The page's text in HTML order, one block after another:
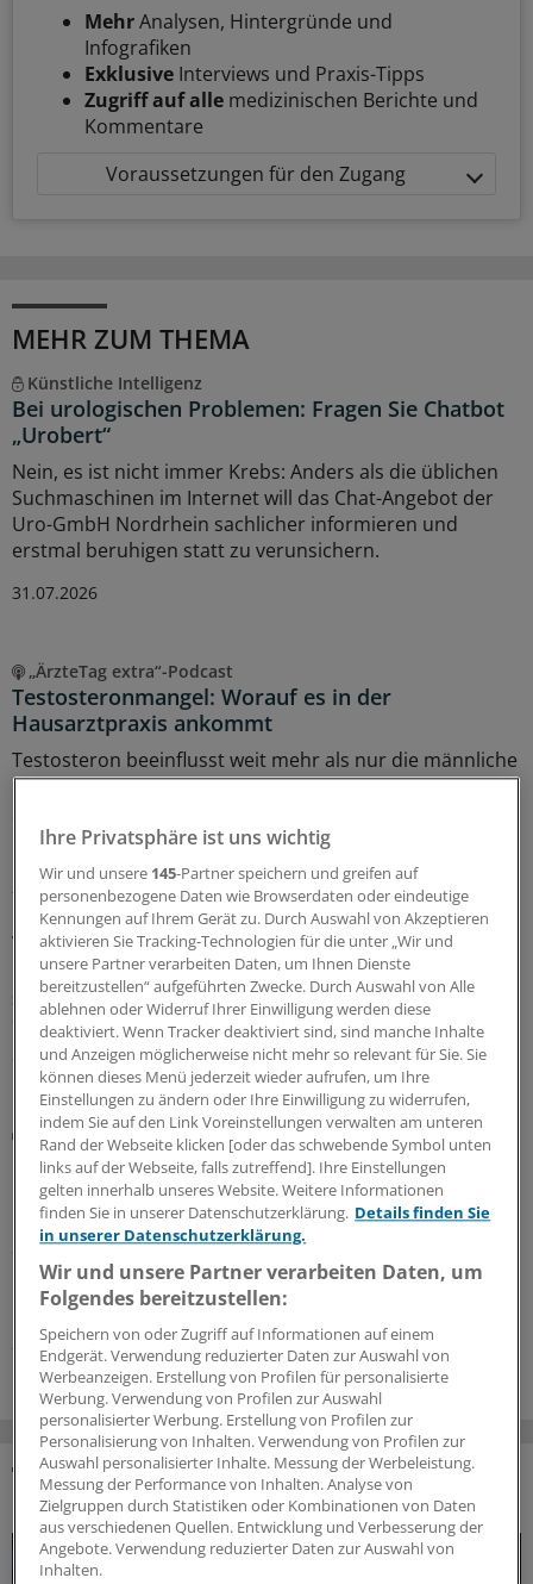
MehrAnalysen, Hintergründe und
Infografiken
Exklusive Interviews und Praxis-Tipps
Zugriff auf alle medizinischen Berichte und
Kommentare
Voraussetzungen für den Zugang
MEHR ZUM THEMA
Künstliche Intelligenz
Bei urologischen Problemen: Fragen Sie Chatbot
„Urobert“
Nein, es ist nicht immer Krebs: Anders als die üblichen
Suchmaschinen im Internet will das Chat-Angebot der
Uro-GmbH Nordrhein sachlicher informieren und
erstmal beruhigen statt zu verunsichern.
31.07.2026
„ÄrzteTag extra“-Podcast
Testosteronmangel: Worauf es in der
Hausarztpraxis ankommt
Testosteron beeinflusst weit mehr als nur die männliche
Sexualfunktion: Es erfüllt eine zentrale Funktion für
und Herz-Kreislauf-System. Entsprechend vielfältig und
oft unspezifisch sind die Beschwerden bei einem Mangel
– dem männlichen Hypogonadismus. Hören Sie im
Podcast, welche Warnsignale in der hausärztlichen
Versorgung Hinweise geben können und welche
Chancen eine frühzeitige Diagnose bietet.
Sonderbericht|Mit freundlicher Unterstützung von:Besins Healthcare
Germany GmbH, Berlin
31.07.2026
Vermeidbares Sterberisiko
CKD: Bei kardiovaskulären Risikofaktoren die
Niere im Blick haben
Einer chronischen Nierenerkrankung (CKD) frühzeitig
auf die Spur zu kommen, wird in der hausärztlichen
Praxis immer wichtiger. Dabei spielt ein bestimmter
Faktor eine wesentliche Rolle.
24.07.2026
DAS KÖNNTE SIE AUCH INTERESSIEREN
Ihre Privatsphäre ist uns wichtig
Wir und unsere 145-Partner speichern und greifen auf
personenbezogene Daten wie Browserdaten oder eindeutige
Kennungen auf Ihrem Gerät zu. Durch Auswahl von Akzeptieren
aktivieren Sie Tracking-Technologien für die unter „Wir und
unsere Partner verarbeiten Daten, um Ihnen Dienste
bereitzustellen“ aufgeführten Zwecke. Durch Auswahl von Alle
ablehnen oder Widerruf Ihrer Einwilligung werden diese
deaktiviert. Wenn Tracker deaktiviert sind, sind manche Inhalte
und Anzeigen möglicherweise nicht mehr so relevant für Sie. Sie
können dieses Menü jederzeit wieder aufrufen, um Ihre
Einstellungen zu ändern oder Ihre Einwilligung zu widerrufen,
indem Sie auf den Link Voreinstellungen verwalten am unteren
Rand der Webseite klicken [oder das schwebende Symbol unten
links auf der Webseite, falls zutreffend]. Ihre Einstellungen
gelten innerhalb unseres Website. Weitere Informationen
finden Sie in unserer Datenschutzerklärung. Details finden Sie
in unserer Datenschutzerklärung.
Wir und unsere Partner verarbeiten Daten, um
Folgendes bereitzustellen:
Speichern von oder Zugriff auf Informationen auf einem
Endgerät. Verwendung reduzierter Daten zur Auswahl von
Werbeanzeigen. Erstellung von Profilen für personalisierte
Werbung. Verwendung von Profilen zur Auswahl
personalisierter Werbung. Erstellung von Profilen zur
Personalisierung von Inhalten. Verwendung von Profilen zur
Auswahl personalisierter Inhalte. Messung der Werbeleistung.
Messung der Performance von Inhalten. Analyse von
Zielgruppen durch Statistiken oder Kombinationen von Daten
aus verschiedenen Quellen. Entwicklung und Verbesserung der
Angebote. Verwendung reduzierter Daten zur Auswahl von
Inhalten.